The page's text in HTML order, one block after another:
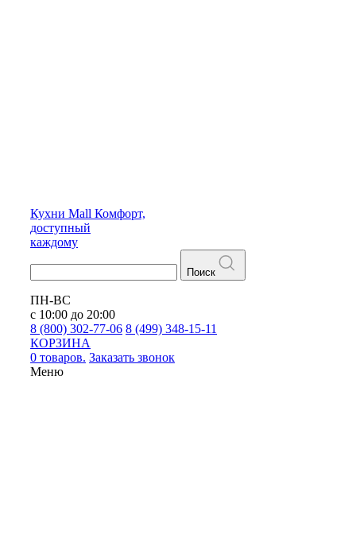
Кухни Mall Комфорт,
доступный
каждому
Поиск
ПН-ВС
с 10:00 до 20:00
8 (800) 302-77-06 8 (499) 348-15-11
КОРЗИНА
0 товаров. Заказать звонок
Меню